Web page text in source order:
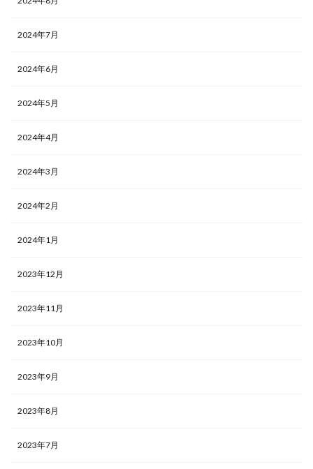
2024年7月
2024年6月
2024年5月
2024年4月
2024年3月
2024年2月
2024年1月
2023年12月
2023年11月
2023年10月
2023年9月
2023年8月
2023年7月